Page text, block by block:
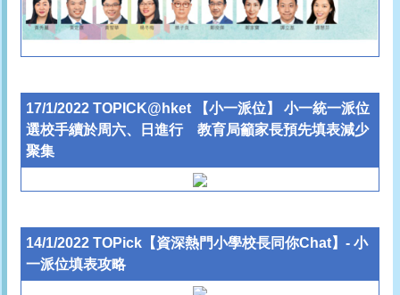
17/1/2022 TOPICK@hket 【小一派位】 小一統一派位
選校手續於周六、日進行 教育局籲家長預先填表減少
聚集
14/1/2022 TOPick【資深熱門小學校長同你Chat】- 小
一派位填表攻略